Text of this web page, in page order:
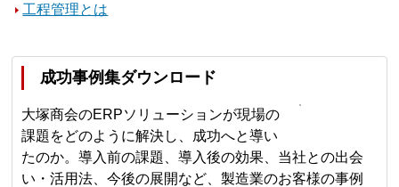
工程管理とは
成功事例集ダウンロード
大塚商会のERPソリューションが現場の
課題をどのように解決し、成功へと導い
たのか。導入前の課題、導入後の効果、当社との出会
い・活用法、今後の展開など、製造業のお客様の事例